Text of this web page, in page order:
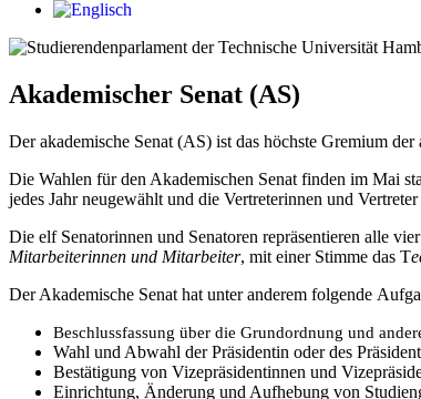
Akademischer Senat (AS)
Der akademische Senat (AS) ist das höchste Gremium
Die Wahlen für den Akademischen Senat finden im Mai
jedes Jahr neugewählt und die Vertreterinnen und
Die elf Senatorinnen und Senatoren repräsentieren alle vier
Mitarbeiterinnen und Mitarbeiter, mit einer Stimme das T
Der Akademische Senat hat unter anderem folgende
Beschlussfassung über die Grundordnung und
Wahl und Abwahl der Präsidentin oder des
Bestätigung von Vizepräsidentinnen und
Einrichtung, Änderung und Aufhebung von